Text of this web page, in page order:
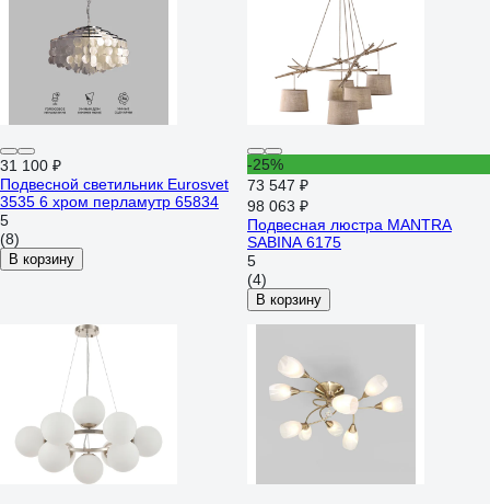
31 100 ₽
Подвесной светильник Eurosvet
3535 6 хром перламутр 65834
5
(8)
В корзину
-25%
73 547 ₽
98 063 ₽
Подвесная люстра MANTRA
SABINA 6175
5
(4)
В корзину